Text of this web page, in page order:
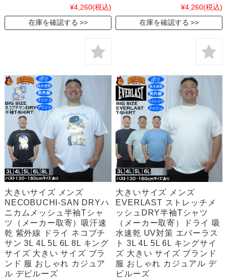
¥4,260(税込)
在庫を確認する
¥4,260(税込)
在庫を確認する
大きいサイズ メンズ
NECOBUCHI-SAN DRYハ
ニカムメッシュ半袖Tシャ
ツ（メーカー取寄）吸汗速
乾 紫外線 ドライ ネコブチ
サン 3L 4L 5L 6L 8L キング
サイズ 大きい サイズ ブラ
ンド 服 おしゃれ カジュア
ル デビルーズ
大きいサイズ メンズ
EVERLAST ストレッチメ
ッシュDRY半袖Tシャツ
（メーカー取寄）ドライ 吸
水速乾 UV対策 エバーラス
ト 3L 4L 5L 6L キングサイ
ズ 大きい サイズ ブランド
服 おしゃれ カジュアル デ
ビルーズ